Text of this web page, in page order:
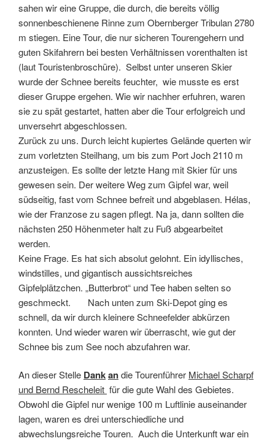
sahen wir eine Gruppe, die durch, die bereits völlig
sonnenbeschienene Rinne zum Obernberger Tribulan 2780
m stiegen. Eine Tour, die nur sicheren Tourengehern und
guten Skifahrern bei besten Verhältnissen vorenthalten ist
(laut Touristenbroschüre). Selbst unter unseren Skier
wurde der Schnee bereits feuchter, wie musste es erst
dieser Gruppe ergehen. Wie wir nachher erfuhren, waren
sie zu spät gestartet, hatten aber die Tour erfolgreich und
unversehrt abgeschlossen.
Zurück zu uns. Durch leicht kupiertes Gelände querten wir
zum vorletzten Steilhang, um bis zum Port Joch 2110 m
anzusteigen. Es sollte der letzte Hang mit Skier für uns
gewesen sein. Der weitere Weg zum Gipfel war, weil
südseitig, fast vom Schnee befreit und abgeblasen. Hélas,
wie der Franzose zu sagen pflegt. Na ja, dann sollten die
nächsten 250 Höhenmeter halt zu Fuß abgearbeitet
werden.
Keine Frage. Es hat sich absolut gelohnt. Ein idyllisches,
windstilles, und gigantisch aussichtsreiches
Gipfelplätzchen. „Butterbrot“ und Tee haben selten so
geschmeckt. Nach unten zum Ski-Depot ging es
schnell, da wir durch kleinere Schneefelder abkürzen
konnten. Und wieder waren wir überrascht, wie gut der
Schnee bis zum See noch abzufahren war.
An dieser Stelle Dankandie Tourenführer Michael Scharpf
und Bernd Rescheleit für die gute Wahl des Gebietes.
Obwohl die Gipfel nur wenige 100 m Luftlinie auseinander
lagen, waren es drei unterschiedliche und
abwechslungsreiche Touren. Auch die Unterkunft war ein